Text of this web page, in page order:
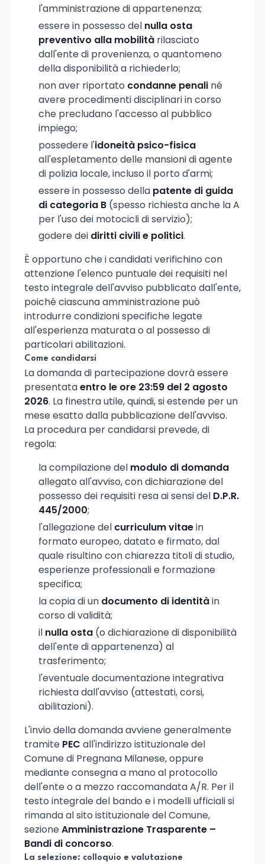
l'amministrazione di appartenenza;
essere in possesso del nulla osta
preventivo alla mobilità rilasciato
dall'ente di provenienza, o quantomeno
della disponibilità a richiederlo;
non aver riportato condanne penali né
avere procedimenti disciplinari in corso
che precludano l'accesso al pubblico
impiego;
possedere l'idoneità psico-fisica
all'espletamento delle mansioni di agente
di polizia locale, incluso il porto d'armi;
essere in possesso della patente di guida
di categoria B (spesso richiesta anche la A
per l'uso dei motocicli di servizio);
godere dei diritti civili e politici.
È opportuno che i candidati verifichino con
attenzione l'elenco puntuale dei requisiti nel
testo integrale dell'avviso pubblicato dall'ente,
poiché ciascuna amministrazione può
introdurre condizioni specifiche legate
all'esperienza maturata o al possesso di
particolari abilitazioni.
Come candidarsi
La domanda di partecipazione dovrà essere
presentataentro le ore 23:59 del 2 agosto
2026. La finestra utile, quindi, si estende per un
mese esatto dalla pubblicazione dell'avviso.
La procedura per candidarsi prevede, di
regola:
la compilazione del modulo di domanda
allegato all'avviso, con dichiarazione del
possesso dei requisiti resa ai sensi del D.P.R.
445/2000;
l'allegazione del curriculum vitaein
formato europeo, datato e firmato, dal
quale risultino con chiarezza titoli di studio,
esperienze professionali e formazione
specifica;
la copia di un documento di identitàin
corso di validità;
il nulla osta (o dichiarazione di disponibilità
dell'ente di appartenenza) al
trasferimento;
l'eventuale documentazione integrativa
richiesta dall'avviso (attestati, corsi,
abilitazioni).
L'invio della domanda avviene generalmente
tramite PEC all'indirizzo istituzionale del
Comune di Pregnana Milanese, oppure
mediante consegna a mano al protocollo
dell'ente o a mezzo raccomandata A/R. Per il
testo integrale del bando e i modelli ufficiali si
rimanda al sito istituzionale del Comune,
sezioneAmministrazione Trasparente –
Bandi di concorso.
La selezione: colloquio e valutazione